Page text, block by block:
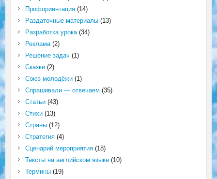
Профориентация(14)
Раздаточные материалы(13)
Разработка урока(34)
Реклама(2)
Решение задач (1)
Сказки(2)
Союз молодёжи(1)
Спрашивали — отвечаем (35)
Статьи(43)
Стихи(13)
Страны(12)
Стратегия(4)
Сценарий мероприятия(18)
Тексты на английском языке(10)
Термины(19)